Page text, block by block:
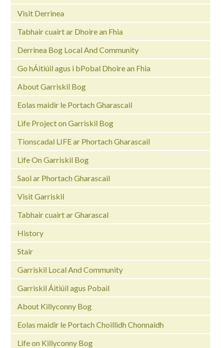
Visit Derrinea
Tabhair cuairt ar Dhoire an Fhia
Derrinea Bog Local And Community
Go hÁitiúil agus i bPobal Dhoire an Fhia
About Garriskil Bog
Eolas maidir le Portach Gharascail
Life Project on Garriskil Bog
Tionscadal LIFE ar Phortach Gharascail
Life On Garriskil Bog
Saol ar Phortach Gharascail
Visit Garriskil
Tabhair cuairt ar Gharascal
History
Stair
Garriskil Local And Community
Garriskil Áitiúil agus Pobail
About Killyconny Bog
Eolas maidir le Portach Choillidh Chonnaidh
Life on Killyconny Bog